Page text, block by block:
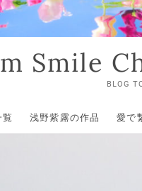
Smile
BLOG
浅野紫露の作品 愛で